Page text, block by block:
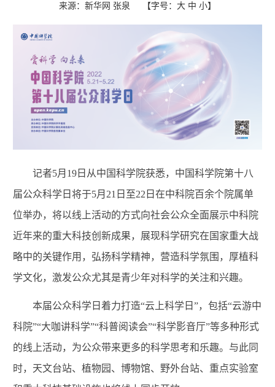
来源：新华网 张泉
【字号： 大 中 小】
记者5月19日从中国科学院获悉，中国科学院第十八
届公众科学日将于5月21日至22日在中科院百余个院属单
位举办，将以线上活动的方式向社会公众全面展示中科院
近年来的重大科技创新成果，展现科学研究在国家重大战
略中的关键作用，弘扬科学精神，营造科学氛围，厚植科
学文化，激发公众尤其是青少年对科学的关注和兴趣。
本届公众科学日着力打造“云上科学日”，包括“云游中
科院”“大咖讲科学”“科普阅读会”“科学影音厅”等多种形式
的线上活动，为公众带来更多的科学思考和乐趣。与此同
时，天文台站、植物园、博物馆、野外台站、重点实验室